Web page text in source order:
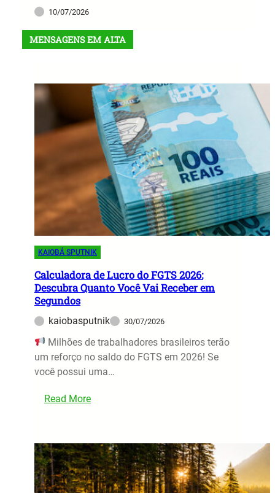
10/07/2026
MENSAGENS EM ALTA
KAIOBÁ SPUTNIK
Calculadora de Lucro do FGTS 2026:
Descubra Quanto Você Vai Receber em
Segundos
kaiobasputnik 30/07/2026
Milhões de trabalhadores brasileiros terão
um reforço no saldo do FGTS em 2026! Se
você possui uma…
Read More:
l
c
u
l